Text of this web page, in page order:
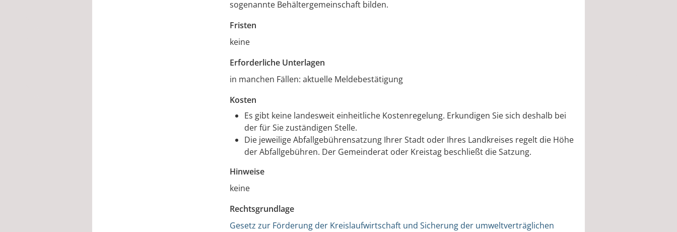
sogenannte Behältergemeinschaft bilden.
Fristen
keine
Erforderliche Unterlagen
in manchen Fällen: aktuelle Meldebestätigung
Kosten
Es gibt keine landesweit einheitliche Kostenregelung. Erkundigen Sie sich deshalb bei
der für Sie zuständigen Stelle.
Die jeweilige Abfallgebührensatzung Ihrer Stadt oder Ihres Landkreises regelt die Höhe
der Abfallgebühren. Der Gemeinderat oder Kreistag beschließt die Satzung.
Hinweise
keine
Rechtsgrundlage
Gesetz zur Förderung der Kreislaufwirtschaft und Sicherung der umweltverträglichen